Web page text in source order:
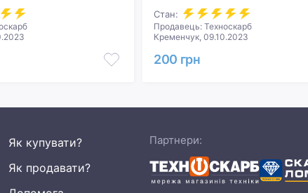
Стан:
Продавець: Техноскарб
Кременчук, 09.10.2023
200 грн
Як купувати?
Як продавати?
Партнери: